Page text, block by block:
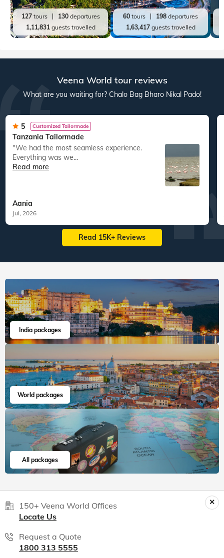
127tours 130departures
1,11,831guests travelled
60 tours 198 departures
1,63,417guests travelled
Veena World tour reviews
What are you waiting for? Chalo Bag Bharo Nikal Pado!
5 Customized Tailormade
Tanzania Tailormade
"We had the most seamless experience.
Everything was we...
Read more
Aania
Jul, 2026
Read 15K+ Reviews
India packages
World packages
All packages
150+ Veena World Offices
Locate Us
Request a Quote
1800 313 5555